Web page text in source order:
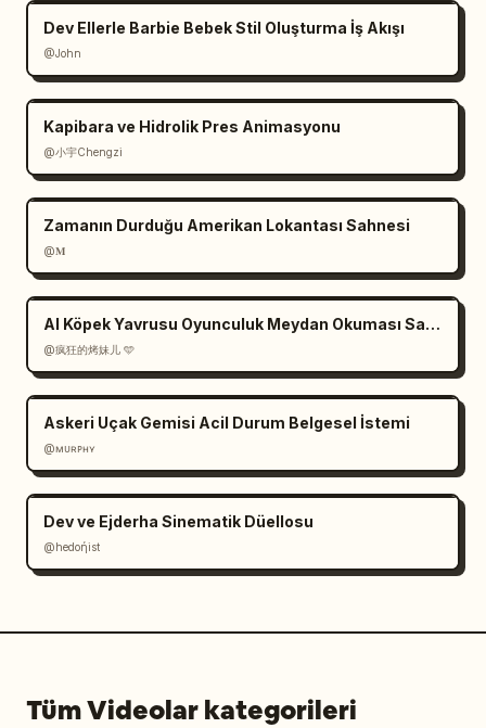
Dev Ellerle Barbie Bebek Stil Oluşturma İş Akışı
@John
Kapibara ve Hidrolik Pres Animasyonu
@小宇Chengzi
Zamanın Durduğu Amerikan Lokantası Sahnesi
@𝐌
AI Köpek Yavrusu Oyunculuk Meydan Okuması Sahne Senaryosu
@疯狂的烤妹儿 🩵
Askeri Uçak Gemisi Acil Durum Belgesel İstemi
@ᴍᴜʀᴘʜʏ
Dev ve Ejderha Sinematik Düellosu
@hedoήist
Tüm Videolar kategorileri